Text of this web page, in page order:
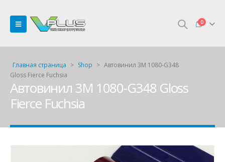
0
Главная страница > Shop > Автовинил 3M 1080-G348
Gloss Fierce Fuchsia
Автовинил 3M 1080-G348 Gloss
Fierce Fuchsia